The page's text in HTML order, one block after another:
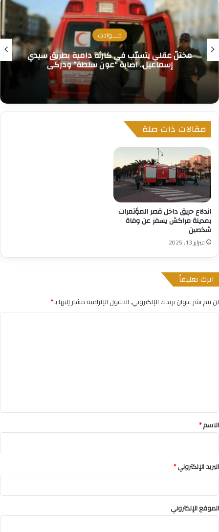
حــــوادث
مختلّ عقلي يتسبّب في كارثة دامية بطريق سيدي
إسماعيل.. اصابة “عون سلطة” ودركي
مقالات ذات صلة
اندلاع حريق داخل قصر المؤتمرات
بمدينة مراكش يسفر عن وفاة
شخصين
فبراير 13, 2025
اترك تعليقاً
لن يتم نشر عنوان بريدك الإلكتروني.الحقول الإلزامية مشار إليها بـ*
*
الاسم*
البريد الإلكتروني*
الموقع الإلكتروني